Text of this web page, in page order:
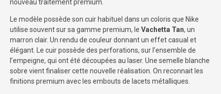
nouveau traitement premium.
Le modèle possède son cuir habituel dans un coloris que Nike
utilise souvent sur sa gamme premium, le Vachetta Tan, un
marron clair. Un rendu de couleur donnant un effet casual et
élégant. Le cuir possède des perforations, sur l’ensemble de
l’empeigne, qui ont été découpées au laser. Une semelle blanche
sobre vient finaliser cette nouvelle réalisation. On reconnait les
finitions premium avec les embouts de lacets métalliques.